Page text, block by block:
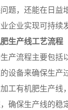
题，还能在日益
企业实现可持续
生产线工艺流程
产流程主要包括
设备来确保生产
工有机肥生产线
确保生产线的稳